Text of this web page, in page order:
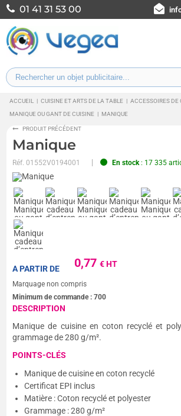
01 41 31 53 00
ACCUEIL | CUISINE ET ARTS DE LA TABLE | ACCESSOIRES DE
MANIQUE OU GANT DE CUISINE | MANIQUE
PRODUIT PRÉCÉDENT
Manique
Réf.01552V0194001 En stock: 17 335
0,77€ HT
A PARTIR DE
Marquage non compris
Minimum de commande :700
DESCRIPTION
Manique de cuisine en coton recyclé et
grammage de 280 g/m².
POINTS-CLÉS
Manique de cuisine en coton recyclé
Certificat EPI inclus
Matière : Coton recyclé et polyester
Grammage : 280 g/m²